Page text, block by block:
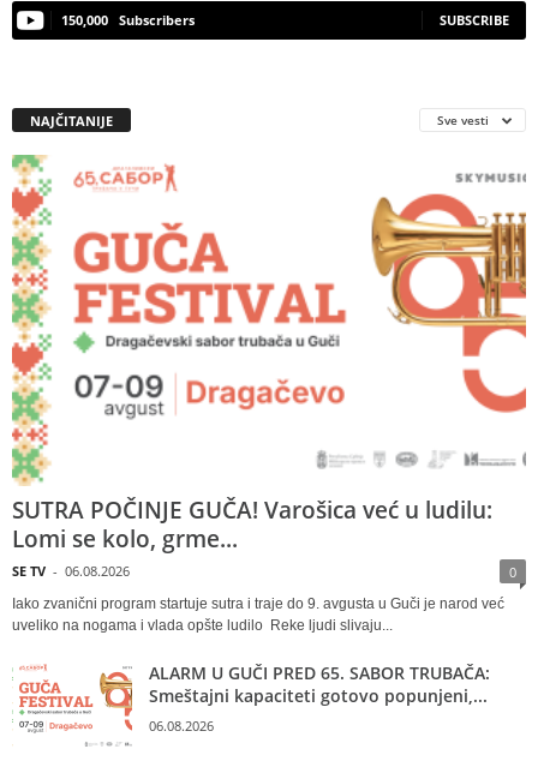
150,000 Subscribers SUBSCRIBE
NAJČITANIJE Sve vesti
SUTRA POČINJE GUČA! Varošica već u ludilu:
Lomi se kolo, grme...
SE TV - 06.08.2026 0
Iako zvanični program startuje sutra i traje do 9. avgusta u Guči je narod već
uveliko na nogama i vlada opšte ludilo Reke ljudi slivaju...
ALARM U GUČI PRED 65. SABOR TRUBAČA:
Smeštajni kapaciteti gotovo popunjeni,...
06.08.2026